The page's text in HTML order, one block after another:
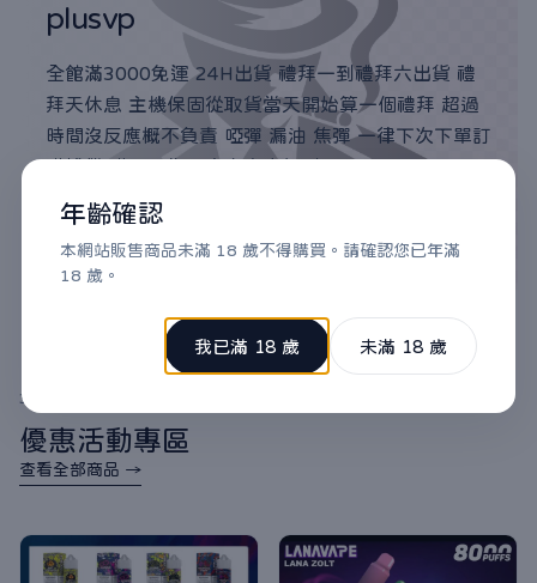
年齡確認
本網站販售商品未滿 18 歲不得購買。請確認您已年滿
18 歲。
我已滿 18 歲 未滿 18 歲
plusvp
全館滿3000免運 24H出貨 禮拜一到禮拜六出貨 禮
拜天休息 主機保固從取貨當天開始算一個禮拜 超過
時間沒反應概不負責 啞彈 漏油 焦彈 一律下次下單訂
購補償 購買視為同意本商店規則
滿3000免運 / 24H出貨 / 7-11門市取貨付款
3000免運
優惠活動專區
查看全部商品 →